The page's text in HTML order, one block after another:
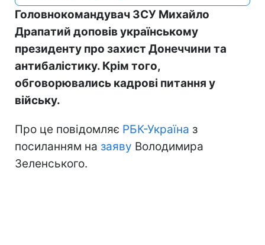
Головнокомандувач ЗСУ Михайло
Драпатий доповів українському
президенту про захист Донеччини та
антибалістику. Крім того,
обговорювались кадрові питання у
війську.
Про це повідомляє РБК-Україна з
посиланням на заяву Володимира
Зеленського.